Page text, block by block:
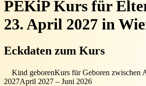
PEKiP Kurs für
23. April 2027 in
Eckdaten zum Kurs
Kind geborenKurs für Geboren zwischen
2027April 2027 – Juni 2026